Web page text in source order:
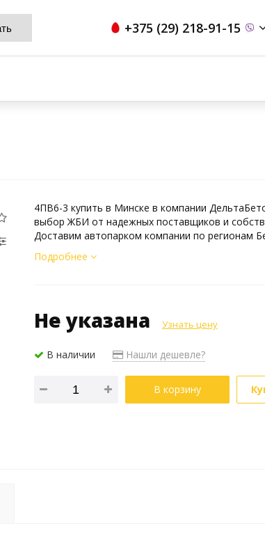
+375 (29) 218-91-15
4ПВ6-3 купить в Минске в компании
выбор ЖБИ от надежных поставщиков и
Доставим автопарком компании по регионам
Подробнее
Не указана Узнать цену
В наличии Нашли дешевле?
В корзину